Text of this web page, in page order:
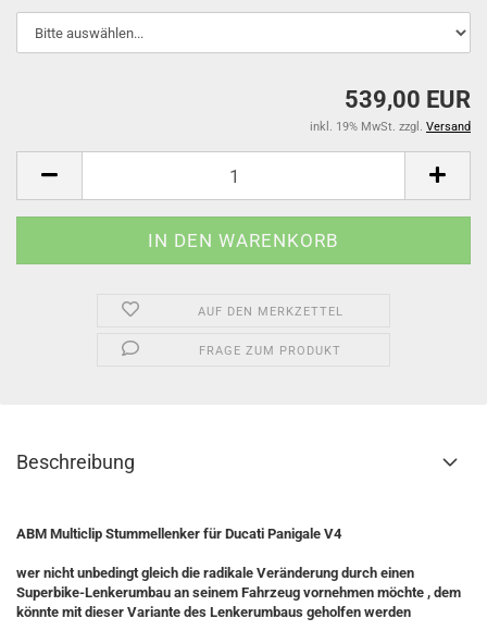
539,00 EUR
inkl. 19% MwSt. zzgl. Versand
AUF DEN MERKZETTEL
FRAGE ZUM PRODUKT
Beschreibung
ABM Multiclip Stummellenker für Ducati Panigale V4
wer nicht unbedingt gleich die radikale Veränderung durch einen
Superbike-Lenkerumbau an seinem Fahrzeug vornehmen möchte , dem
könnte mit dieser Variante des Lenkerumbaus geholfen werden